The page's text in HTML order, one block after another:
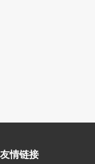
友情链接